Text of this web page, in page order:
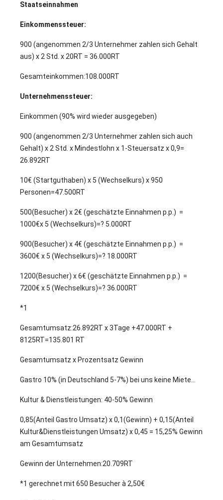
Staatseinnahmen
Einkommenssteuer:
900 (angenommen 2/3 Unternehmer zahlen sich Gehalt
aus) x 2 Std. x 20RT = 36.000RT
Gesamteinkommen:108.000RT
Unternehmenssteuer:
Einkommen (90% wird wieder ausgegeben)
900 (angenommen 2/3 Unternehmer zahlen sich auch
Gehalt) x 2 Std. x Mindestlohn x 1-Steuersatz x 0,9=
26.892RT
10€ (Startguthaben) x 5 (Wechselkurs) x 950
Personen=47.500RT
500(Besucher) x 2€ (geschätzte Einnahmen p.p.) =
1000€x 5 (Wechselkurs)=? 5.000RT
900(Besucher) x 4€ (geschätzte Einnahmen p.p.) =
3600€ x 5 (Wechselkurs)=? 18.000RT
1200(Besucher) x 6€ (geschätzte Einnahmen p.p.) =
7200€ x 5 (Wechselkurs)=? 36.000RT
*1
Gesamtumsatz:26.892RT x 3Tage +47.000RT +
8125RT=135.801 RT
Gesamtumsatz x Prozentsatz Gewinn
Gastro 10% (in Deutschland 5-7%) bei uns keine Miete…
Kultur & Dienstleistungen: 40-50% Gewinn
0,85(Anteil Gastro Umsatz) x 0,1(Gewinn) + 0,15(Anteil
Kultur&Dienstleistungen Umsatz) x 0,45 = 15,25% Gewinn
am Gesamtumsatz
Gewinn der Unternehmen:20.709RT
*1 gerechnet mit 650 Besucher à 2,50€